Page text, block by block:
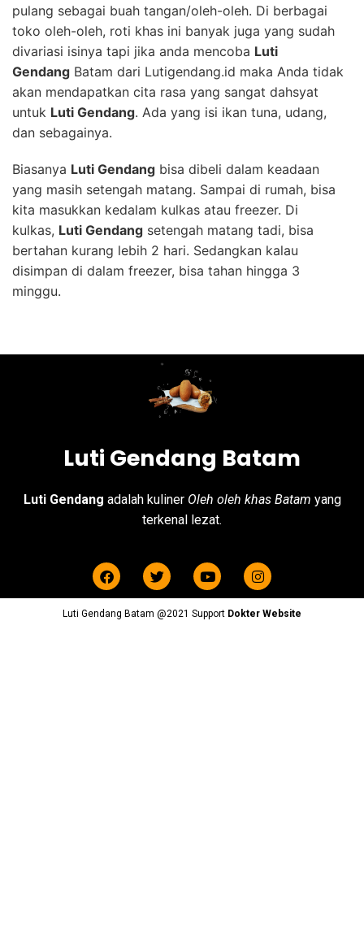
pulang sebagai buah tangan/oleh-oleh. Di berbagai
toko oleh-oleh, roti khas ini banyak juga yang sudah
divariasi isinya tapi jika anda mencoba Luti
Gendang Batam dari Lutigendang.id maka Anda tidak
akan mendapatkan cita rasa yang sangat dahsyat
untuk Luti Gendang. Ada yang isi ikan tuna, udang,
dan sebagainya.
Biasanya Luti Gendang bisa dibeli dalam keadaan
yang masih setengah matang. Sampai di rumah, bisa
kita masukkan kedalam kulkas atau freezer. Di
kulkas, Luti Gendang setengah matang tadi, bisa
bertahan kurang lebih 2 hari. Sedangkan kalau
disimpan di dalam freezer, bisa tahan hingga 3
minggu.
Luti Gendang Batam
Luti Gendang adalah kuliner Oleh oleh khas Batam yang
terkenal lezat.
Luti Gendang Batam @2021 Support Dokter Website